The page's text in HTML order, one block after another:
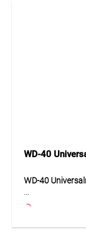
reduziert
bewegliche
für
sind, und bildet
Durch die
gezielt
von Maschinen,
Ideal für
und industrielle
WD-40
WD-40
WD-40
und Russ. Die